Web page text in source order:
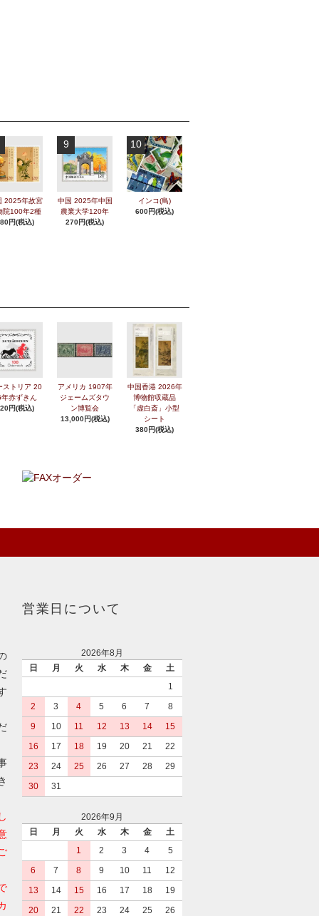
2025年故宮
院100年2種
円(税込)
9
中国 2025年中国
農業大学120年
270円(税込)
10
インコ(鳥)
600円(税込)
ストリア 20
赤ずきん
円(税込)
アメリカ 1907年
ジェームズタウ
ン博覧会
13,000円(税込)
中国香港 2026年
博物館収蔵品
「虚白斎」小型
シート
380円(税込)
営業日について
2026年8月
日
月 火 水 木 金
土
1
2
3 4 5 6 7
8
9
10 11 12 13 14
15
16
17 18 19 20 21
22
23
24 25 26 27 28
29
30
31
2026年9月
日
月 火 水 木 金
土
1
2 3 4
5
6
7 8 9 10 11
12
13
14 15 16 17 18
19
20
21 22 23 24 25
26